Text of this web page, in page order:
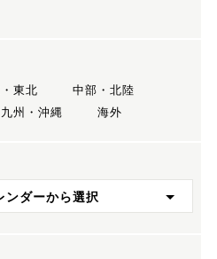
東北
中部・北陸
九州・沖縄 海外
ンダーから選択